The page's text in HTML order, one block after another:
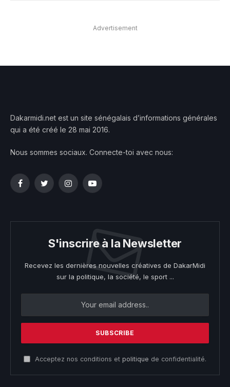
Advertisement
Dakarmidi.net est un site sénégalais d’informations générales
qui a été créé le 28 mai 2016.
Nous sommes sociaux. Connecte-toi avec nous:
FacebookTwitterInstagramYouTube
S'inscrire à la Newsletter
Recevez les dernières nouvelles créatives de DakarMidi
sur la politique, la société, le sport ...
Acceptez nos conditions et politique de confidentialité.